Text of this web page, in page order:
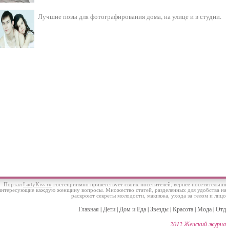
Лучшие позы для фотографирования дома, на улице и в студии.
Портал LadyKiss.ru гостеприимно приветствует своих посетителей, вернее
каждую женщину вопросы. Множество статей, разделенных для удобства
раскроют секреты молодости, макияжа, ухода за телом и
Главная | Дети| Дом и Еда| Звезды| Красота| Мода|
2012 Женский